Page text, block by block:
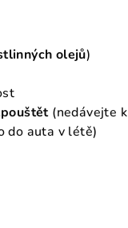
olejů)
(nedávejte k
do auta v létě)